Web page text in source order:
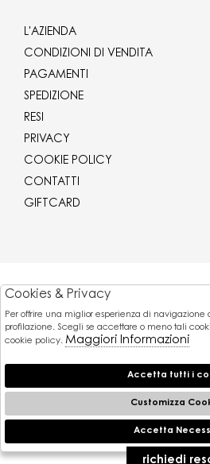
L'AZIENDA
CONDIZIONI DI VENDITA
PAGAMENTI
SPEDIZIONE
RESI
PRIVACY
COOKIE POLICY
CONTATTI
GIFTCARD
Powered
Atelier
società
gruppo
Pagamenti
🍪
richiedi
Cookies & Privacy
Per offrire una miglior esperienza di navigazione
profilazione. Scegli se accettare o meno tali
cookie policy. Maggiori Informazioni
Accetta tutti i
Customizza
Accetta